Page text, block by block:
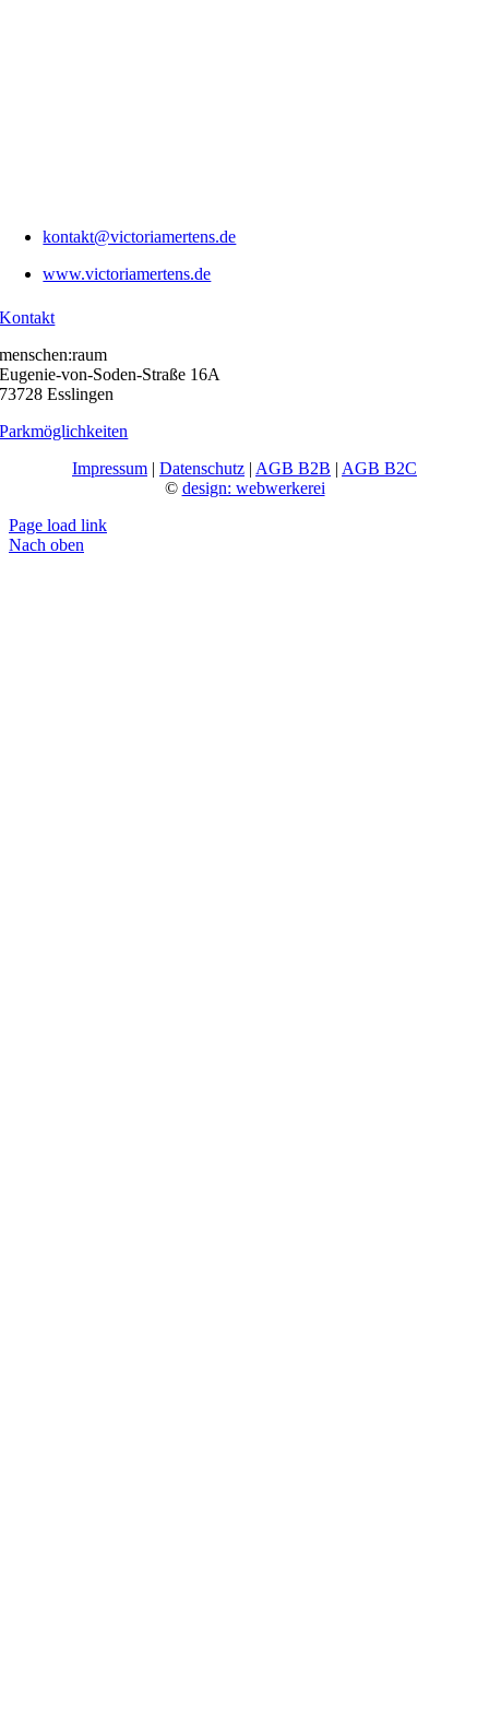
kontakt@victoriamertens.de
www.victoriamertens.de
Kontakt
menschen:raum
Eugenie-von-Soden-Straße 16A
73728 Esslingen
Parkmöglichkeiten
Impressum | Datenschutz | AGB B2B | AGB B2C
© design: webwerkerei
Page load link
Nach oben